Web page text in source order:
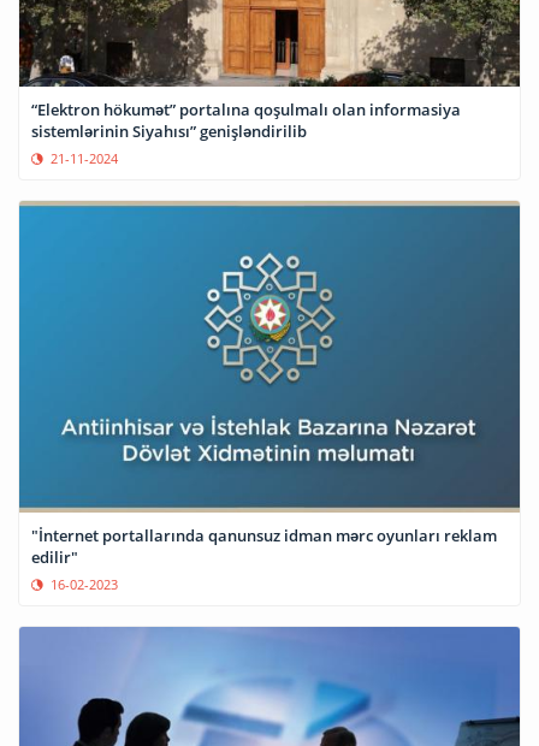
“Elektron hökumət” portalına qoşulmalı olan informasiya
sistemlərinin Siyahısı” genişləndirilib
21-11-2024
"İnternet portallarında qanunsuz idman mərc oyunları reklam
edilir"
16-02-2023